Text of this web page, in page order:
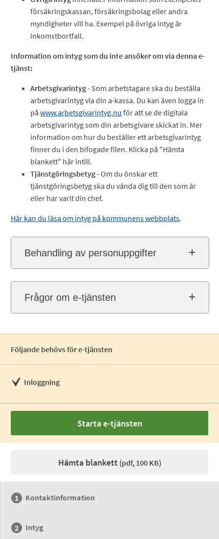
försäkringskassan, försäkringsbolag eller andra
myndigheter vill ha. Exempel på övriga intyg är
inkomstbortfall.
Information om intyg som du inte ansöker om via denna e-
tjänst:
Arbetsgivarintyg- Som arbetstagare ska du beställa
arbetsgivarintyg via din a-kassa. Du kan även logga in
påwww.arbetsgivarintyg.nu för att se de digitala
arbetsgivarintyg som din arbetsgivare skickat in. Mer
information om hur du beställer ett arbetsgivarintyg
finner du i den bifogade filen. Klicka på "Hämta
blankett" här intill.
Tjänstgöringsbetyg- Om du önskar ett
tjänstgöringsbetyg ska du vända dig till den som är
eller har varit din chef.
Här kan du läsa om intyg på kommunens webbplats.
Behandling av personuppgifter
Frågor om e-tjänsten
Följande behövs för e-tjänsten
Inloggning
Starta e-tjänsten
Hämta blankett (pdf, 100 KB)
Kontaktinformation
Intyg